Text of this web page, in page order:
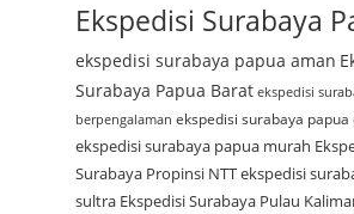
Ekspedisi Surabaya
ekspedisi surabaya papua aman
Surabaya Papua Barat ekspedisi
berpengalaman ekspedisi surabaya papua
ekspedisi surabaya papua murah
Surabaya Propinsi NTTekspedisi
sultra Ekspedisi Surabaya Pulau